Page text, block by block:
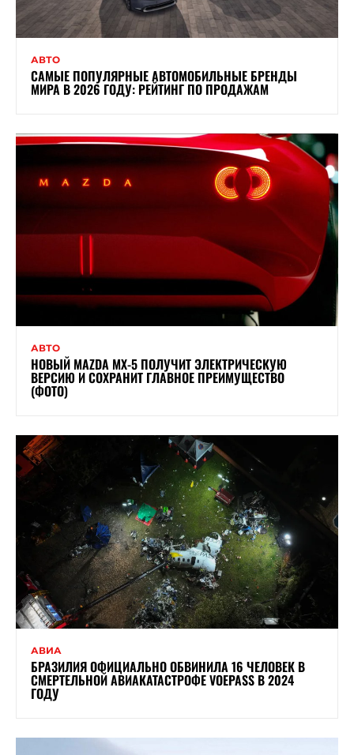
АВТО
САМЫЕ ПОПУЛЯРНЫЕ АВТОМОБИЛЬНЫЕ БРЕНДЫ
МИРА В 2026 ГОДУ: РЕЙТИНГ ПО ПРОДАЖАМ
АВТО
НОВЫЙ MAZDA MX-5 ПОЛУЧИТ ЭЛЕКТРИЧЕСКУЮ
ВЕРСИЮ И СОХРАНИТ ГЛАВНОЕ ПРЕИМУЩЕСТВО
(ФОТО)
АВИА
БРАЗИЛИЯ ОФИЦИАЛЬНО ОБВИНИЛА 16 ЧЕЛОВЕК В
СМЕРТЕЛЬНОЙ АВИАКАТАСТРОФЕ VOEPASS В 2024
ГОДУ